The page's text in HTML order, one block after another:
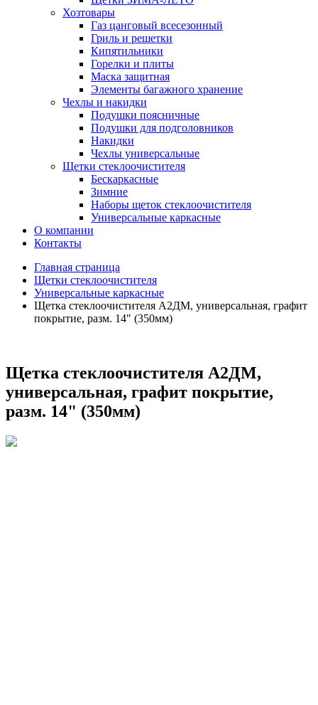
Хозтовары
Газ цанговый всесезонный
Гриль и решетки
Кипятильники
Горелки и плиты
Маска защитная
Элементы багажного хранение
Чехлы и накидки
Подушки поясничные
Подушки для подголовников
Накидки
Чехлы универсальные
Щетки стеклоочистителя
Бескаркасные
Зимние
Наборы щеток стеклоочистителя
Универсальные каркасные
О компании
Контакты
Главная страница
Щетки стеклоочистителя
Универсальные каркасные
Щетка стеклоочистителя А2ДМ, универсальная, графит
покрытие, разм. 14" (350мм)
Щетка стеклоочистителя А2ДМ,
универсальная, графит покрытие,
разм. 14" (350мм)